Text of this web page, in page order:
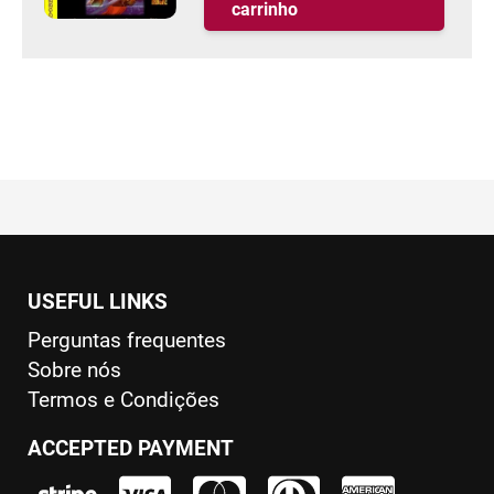
era:
R$35.00.R$25.00.
carrinho
USEFUL LINKS
Perguntas frequentes
Sobre nós
Termos e Condições
ACCEPTED PAYMENT